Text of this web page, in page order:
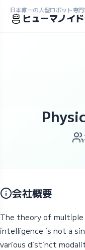
日本唯一の人型ロボット専
ヒューマノイ
ホーム>求人一覧>企業一覧>
会社概要
The theory of
intelligence is not a
various distinct